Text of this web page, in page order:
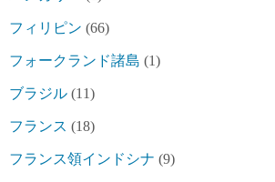
フィリピン (66)
フォークランド諸島 (1)
ブラジル (11)
フランス (18)
フランス領インドシナ (9)